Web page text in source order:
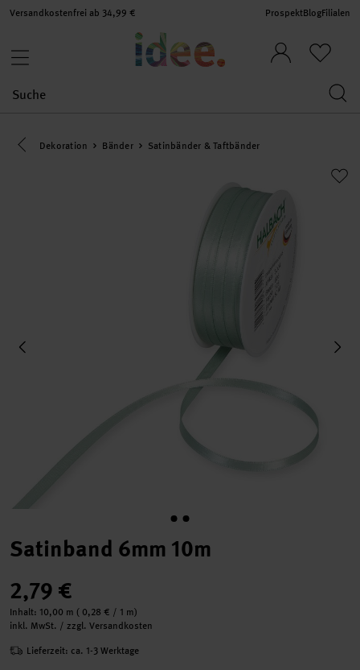
Versandkostenfrei ab 34,99 € ProspektBlogFilialen
Eine Kategorie zurück navigieren
Dekoration Bänder Satinbänder & Taftbänder
Satinband 6mm 10m
2,79 €
Inhalt: 10,00 m ( 0,28 € / 1 m)
inkl. MwSt. / zzgl. Versandkosten
Lieferzeit: ca. 1-3 Werktage